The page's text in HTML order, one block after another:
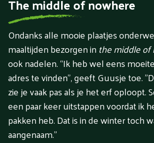
The middle of nowhere
Ondanks alle mooie plaatjes
maaltijden bezorgen inthe middle
ook nadelen. “Ik heb wel eens
adres te vinden", geeft Guusje toe.
zie je vaak pas als je het erf oploopt.
een paar keer uitstappen voordat ik
pakken heb. Dat is in de winter toch
aangenaam.”